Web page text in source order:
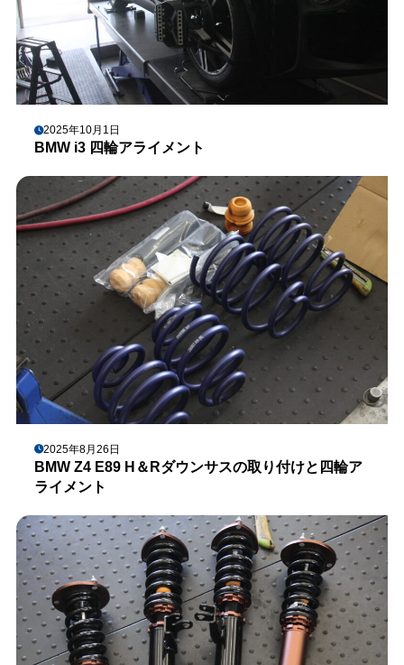
2025年10月1日
BMW i3 四輪アライメント
2025年8月26日
BMW Z4 E89 H＆Rダウンサスの取り付けと四輪ア
ライメント